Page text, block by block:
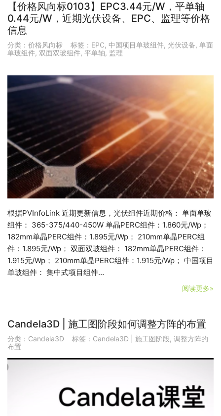
【价格风向标0103】EPC3.44元/W，平单轴
0.44元/W，近期光伏设备、EPC、监理等价格
信息
分类： 价格风向标 标签： EPC, 中国项目单玻组件, 光伏设备, 单面
单玻组件, 双面双玻组件, 平单轴, 监理
根据PVInfoLink 近期更新信息，光伏组件近期价格： 单面单玻
组件： 365-375/440-450W 单晶PERC组件：1.860元/Wp；
182mm单晶PERC组件：1.895元/Wp； 210mm单晶PERC组
件：1.895元/Wp； 双面双玻组件： 182mm单晶PERC组件：
1.915元/Wp； 210mm单晶PERC组件：1.915元/Wp； 中国项目
单玻组件： 集中式项目组件…
阅读更多»
Candela3D | 施工图阶段如何调整方阵的布置
分类： Candela3D 标签： Candela3D | 施工图阶段, 调整方阵的
布置